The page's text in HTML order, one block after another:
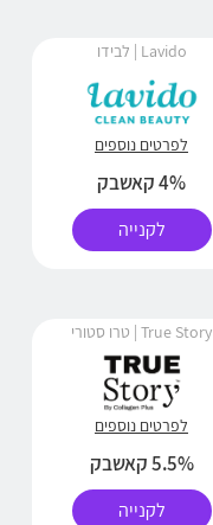
Lavido | לבידו
לפרטים נוספים
4% קאשבק
לקנייה
True Story | טרו סטורי
לפרטים נוספים
5.5% קאשבק
לקנייה